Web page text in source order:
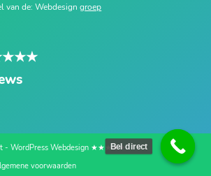
van de: Webdesigngroep
- WordPress Webdesign ★★★★★
voorwaarden
Bel direct